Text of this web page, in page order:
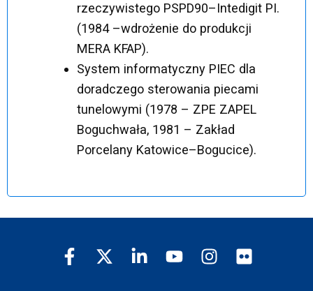
rzeczywistego PSPD90–Intedigit PI.
(1984 –wdrożenie do produkcji
MERA KFAP).
System informatyczny PIEC dla
doradczego sterowania piecami
tunelowymi (1978 – ZPE ZAPEL
Boguchwała, 1981 – Zakład
Porcelany Katowice–Bogucice).